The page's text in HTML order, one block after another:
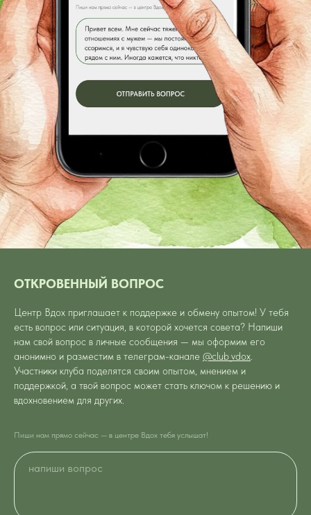
ОТКРОВЕННЫЙ ВОПРОС
Центр Вдох приглашает к поддержке и обмену опытом! У тебя
есть вопрос или ситуация, в которой хочется совета? Напиши
нам свой вопрос в личные сообщения — мы оформим его
анонимно и разместим в телеграм-канале @club_vdox.
Участники клуба поделятся своим опытом, мнением и
поддержкой, а твой вопрос может стать ключом к решению и
вдохновением для других.
Пиши нам прямо сейчас — в центре Вдох тебя услышат!